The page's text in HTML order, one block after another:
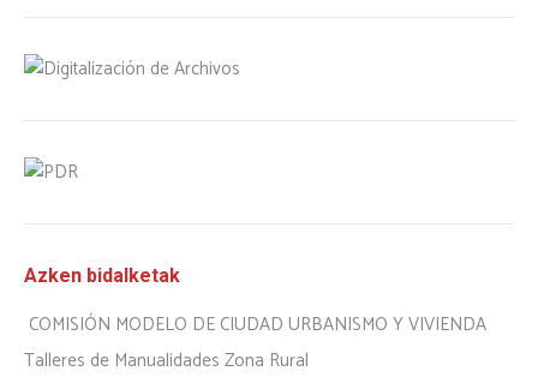
Azken bidalketak
COMISIÓN MODELO DE CIUDAD URBANISMO Y VIVIENDA
Talleres de Manualidades Zona Rural